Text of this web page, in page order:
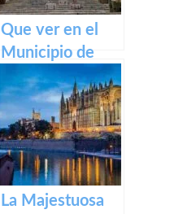
Que ver en el
Municipio de
Pollença (Pollensa)
en Baleares
La Majestuosa